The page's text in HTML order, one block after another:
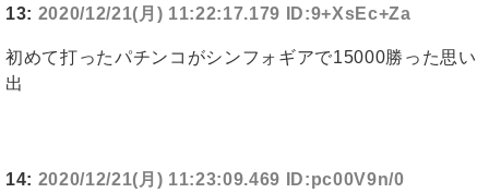
13: 2020/12/21(月) 11:22:17.179 ID:9+XsEc+Za
初めて打ったパチンコがシンフォギアで15000勝った思い
出
14: 2020/12/21(月) 11:23:09.469 ID:pc00V9n/0